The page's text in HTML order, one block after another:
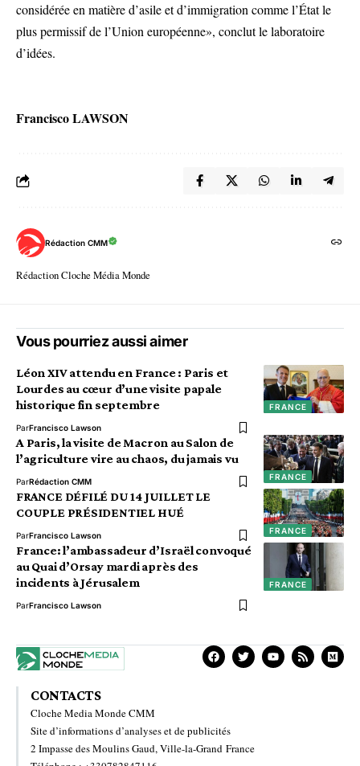
considérée en matière d’asile et d’immigration comme l’État le
plus permissif de l’Union européenne», conclut le laboratoire
d’idées.
Francisco LAWSON
Rédaction CMM
Rédaction Cloche Média Monde
Vous pourriez aussi aimer
FRANCE
Léon XIV attendu en France : Paris et
Lourdes au cœur d’une visite papale
historique fin septembre
ParFrancisco Lawson
FRANCE
A Paris, la visite de Macron au Salon de
l’agriculture vire au chaos, du jamais vu
ParRédaction CMM
FRANCE
FRANCE DÉFILÉ DU 14 JUILLET LE
COUPLE PRÉSIDENTIEL HUÉ
ParFrancisco Lawson
FRANCE
France: l’ambassadeur d’Israël convoqué
au Quai d’Orsay mardi après des
incidents à Jérusalem
ParFrancisco Lawson
CONTACTS
Cloche Media Monde CMM
Site d’informations d’analyses et de publicités
2 Impasse des Moulins Gaud, Ville-la-Grand France